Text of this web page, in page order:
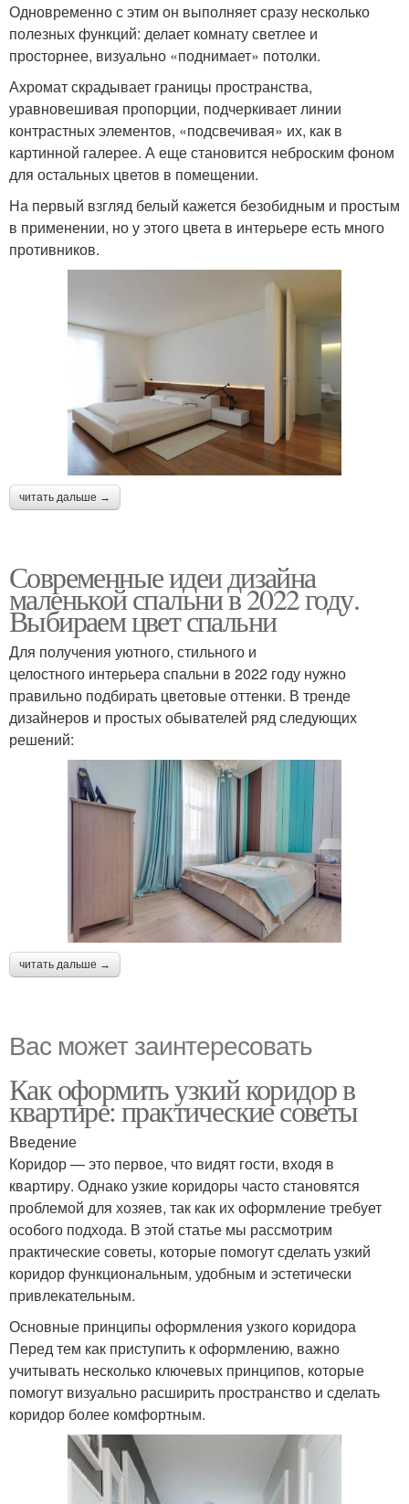
Одновременно с этим он выполняет сразу несколько
полезных функций: делает комнату светлее и
просторнее, визуально «поднимает» потолки.
Ахромат скрадывает границы пространства,
уравновешивая пропорции, подчеркивает линии
контрастных элементов, «подсвечивая» их, как в
картинной галерее. А еще становится неброским фоном
для остальных цветов в помещении.
На первый взгляд белый кажется безобидным и простым
в применении, но у этого цвета в интерьере есть много
противников.
читать дальше →
Современные идеи дизайна
маленькой спальни в 2022 году.
Выбираем цвет спальни
Для получения уютного, стильного и
целостного интерьера спальни в 2022 году нужно
правильно подбирать цветовые оттенки. В тренде
дизайнеров и простых обывателей ряд следующих
решений:
читать дальше →
Вас может заинтересовать
Как оформить узкий коридор в
квартире: практические советы
Введение
Коридор — это первое, что видят гости, входя в
квартиру. Однако узкие коридоры часто становятся
проблемой для хозяев, так как их оформление требует
особого подхода. В этой статье мы рассмотрим
практические советы, которые помогут сделать узкий
коридор функциональным, удобным и эстетически
привлекательным.
Основные принципы оформления узкого коридора
Перед тем как приступить к оформлению, важно
учитывать несколько ключевых принципов, которые
помогут визуально расширить пространство и сделать
коридор более комфортным.